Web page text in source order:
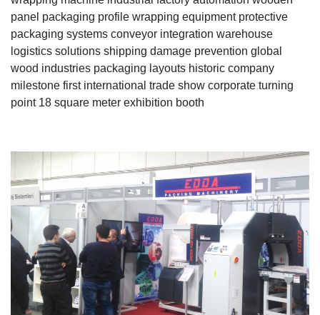
panel packaging profile wrapping equipment protective
packaging systems conveyor integration warehouse
logistics solutions shipping damage prevention global
wood industries packaging layouts historic company
milestone first international trade show corporate turning
point 18 square meter exhibition booth